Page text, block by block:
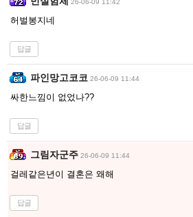
26-06-09 11:42
허벌봉지네
답글
파인망고코코 26-06-09 11:44
싸한느낌이 없었나??
답글
그림자군주 26-06-09 11:44
걸레같은년이 결혼은 왜해
답글